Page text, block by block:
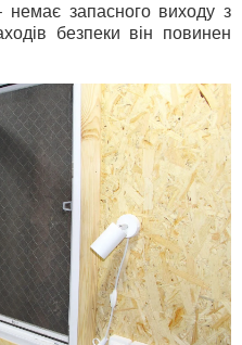
запасного виходу з
безпеки він повинен